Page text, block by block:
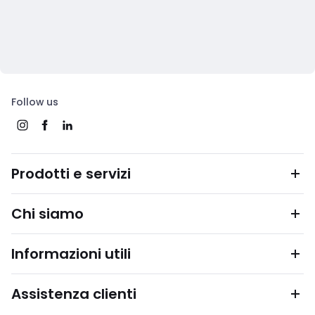
Follow us
Prodotti e servizi
Chi siamo
Informazioni utili
Assistenza clienti